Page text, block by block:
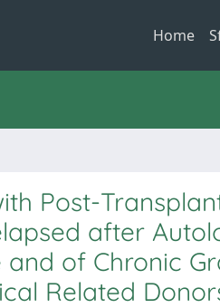
Home
Post-
after
and of Chronic
Related